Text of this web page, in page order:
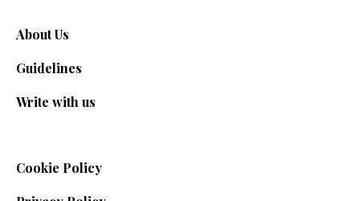
About Us
Guidelines
Write with us
Cookie Policy